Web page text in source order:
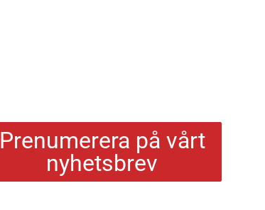
Prenumerera på vårt
nyhetsbrev